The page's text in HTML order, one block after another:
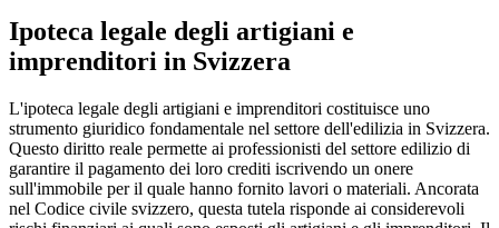
Ipoteca legale degli artigiani e
imprenditori in Svizzera
L'ipoteca legale degli artigiani e imprenditori costituisce uno
strumento giuridico fondamentale nel settore dell'edilizia in Svizzera.
Questo diritto reale permette ai professionisti del settore edilizio di
garantire il pagamento dei loro crediti iscrivendo un onere
sull'immobile per il quale hanno fornito lavori o materiali. Ancorata
nel Codice civile svizzero, questa tutela risponde ai considerevoli